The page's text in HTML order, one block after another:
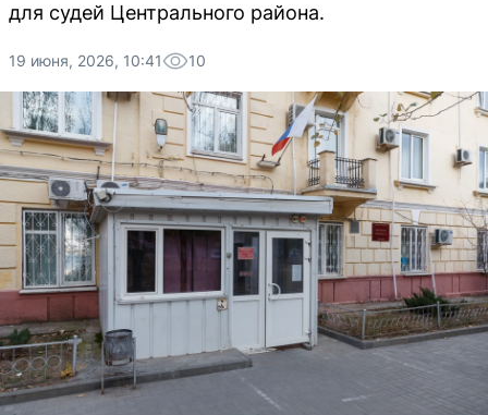
для судей Центрального района.
19 июня, 2026, 10:41 10